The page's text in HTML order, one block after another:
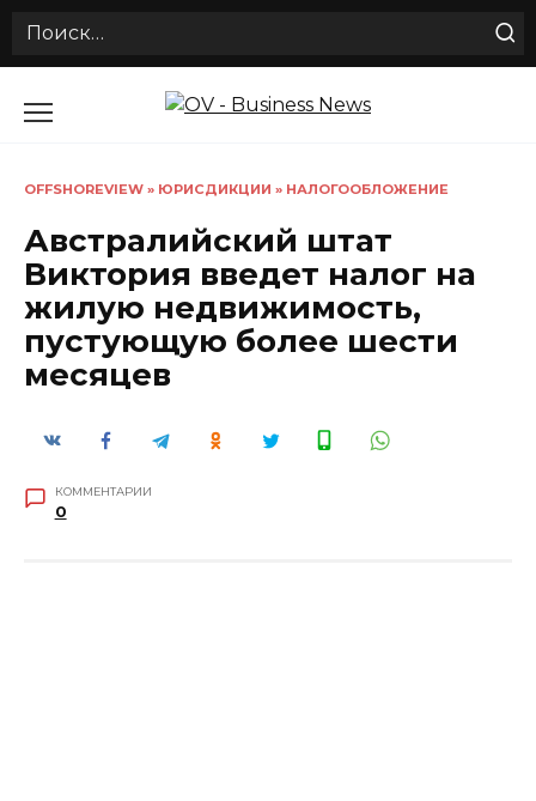
Search
OFFSHOREVIEW » ЮРИСДИКЦИИ » НАЛОГООБЛОЖЕНИЕ
Австралийский штат
Виктория введет налог на
жилую недвижимость,
пустующую более шести
месяцев
КОММЕНТАРИИ
0